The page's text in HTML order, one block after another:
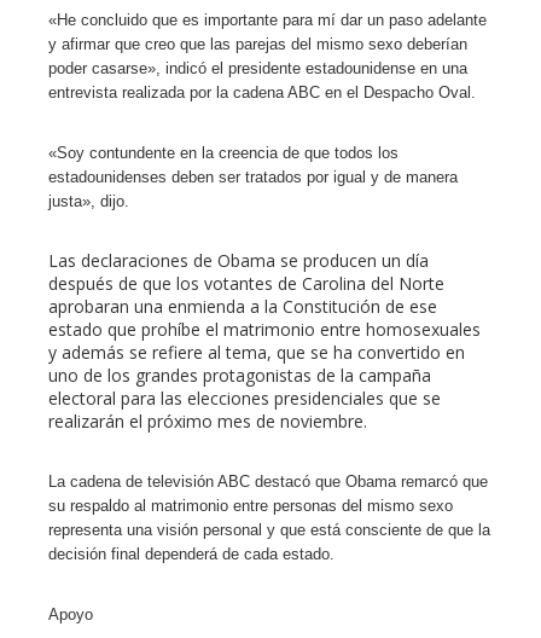
«He concluido que es importante para mí dar un paso adelante
y afirmar que creo que las parejas del mismo sexo deberían
poder casarse», indicó el presidente estadounidense en una
entrevista realizada por la cadena ABC en el Despacho Oval.
«Soy contundente en la creencia de que todos los
estadounidenses deben ser tratados por igual y de manera
justa», dijo.
Las declaraciones de Obama se producen un día
después de que los votantes de Carolina del Norte
aprobaran una enmienda a la Constitución de ese
estado que prohíbe el matrimonio entre homosexuales
y además se refiere al tema, que se ha convertido en
uno de los grandes protagonistas de la campaña
electoral para las elecciones presidenciales que se
realizarán el próximo mes de noviembre.
La cadena de televisión ABC destacó que Obama remarcó que
su respaldo al matrimonio entre personas del mismo sexo
representa una visión personal y que está consciente de que la
decisión final dependerá de cada estado.
Apoyo